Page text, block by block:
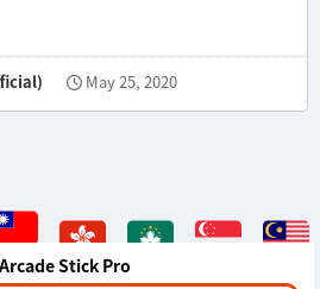
May 25, 2020
Stick Pro